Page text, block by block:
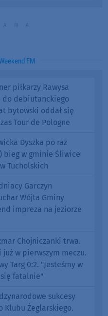
FM
piłkarzy Rawysa
do debiutanckiego
bytowski oddał się
Tour de Pologne
Dyszka po raz
bieg w gminie Śliwice
Tucholskich
Garczyn
Wójta Gminy
impreza na jeziorze
Chojniczanki trwa.
już w pierwszym meczu.
Targ 0:2. "Jesteśmy w
fatalnie"
sukcesy
Klubu Żeglarskiego.